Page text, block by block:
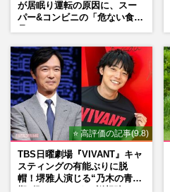
が居眠り運転の原因に、スー
パー&コンビニの「危ない食
⭐ 高評価の記事(9.8)
TBS日曜劇場『VIVANT』キャ
スティングの有能ぶりに脱
帽！堺雅人演じる“乃木の青年